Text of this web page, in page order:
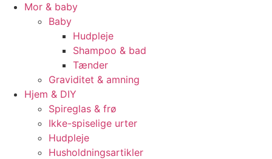
Mor & baby
Baby
Hudpleje
Shampoo & bad
Tænder
Graviditet & amning
Hjem & DIY
Spireglas & frø
Ikke-spiselige urter
Hudpleje
Husholdningsartikler